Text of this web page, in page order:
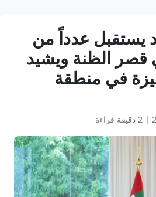
يستقبل عدداً من
قصر الظنة ويشيد
في منطقة
| 2 دقيقة قراءة